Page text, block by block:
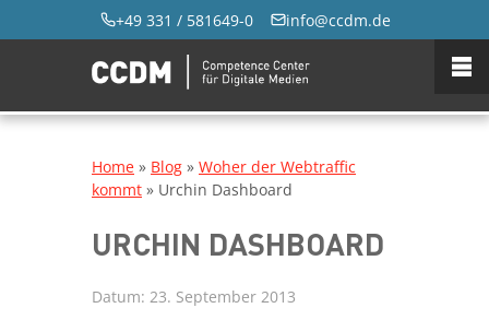
+49 331 / 581649-0 info@ccdm.de
Home » Blog » Woher der Webtraffic
kommt » Urchin Dashboard
URCHIN DASHBOARD
Datum: 23. September 2013